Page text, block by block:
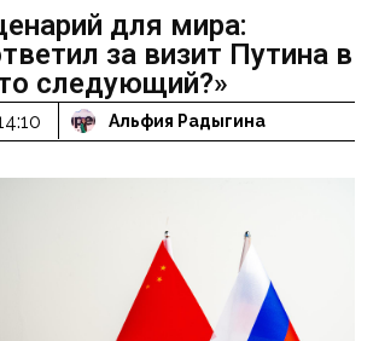
для мира:
за визит Путина в
следующий?»
Альфия Радыгина